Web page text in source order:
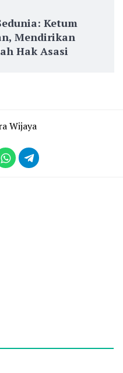
Ketum
Mendirikan
Hak Asasi
Wijaya